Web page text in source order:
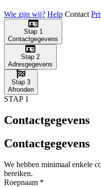
Wie zijn wij? Help Contact
Stap 1
Contactgegevens
Stap 2
Adresgegevens
Stap 3
Afronden
STAP 1
Contactgegevens
Contactgegevens
We hebben minimaal enkele
bereiken.
Roepnaam *